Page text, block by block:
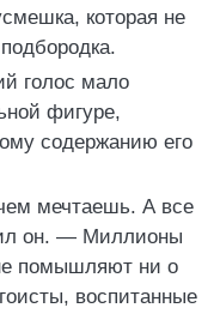
которая не
голос мало
фигуре,
содержанию его
мечтаешь. А все
он. — Миллионы
помышляют ни о
воспитанные